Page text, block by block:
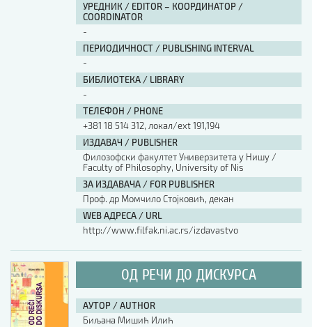
УРЕДНИК / EDITOR – КООРДИНАТОР /
COORDINATOR
-
ПЕРИОДИЧНОСТ / PUBLISHING INTERVAL
-
БИБЛИОТЕКА / LIBRARY
-
ТЕЛЕФОН / PHONE
+381 18 514 312, локал/ext 191,194
ИЗДАВАЧ / PUBLISHER
Филозофски факултет Универзитета у Нишу /
Faculty of Philosophy, University of Nis
ЗА ИЗДАВАЧА / FOR PUBLISHER
Проф. др Момчило Стојковић, декан
WEB АДРЕСА / URL
http://www.filfak.ni.ac.rs/izdavastvo
ОД РЕЧИ ДО ДИСКУРСА
АУТОР / AUTHOR
Биљана Мишић Илић